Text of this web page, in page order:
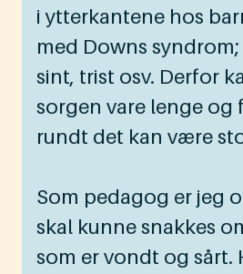
i ytterkantene hos
med Downs
sint, trist osv. Derfor
sorgen vare lenge og
rundt det kan være
Som pedagog er jeg
skal kunne snakkes
som er vondt og sårt.